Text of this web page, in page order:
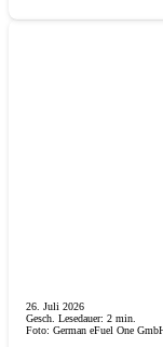
26. Juli 2026
Gesch. Lesedauer: 2 min.
Foto: German eFuel One